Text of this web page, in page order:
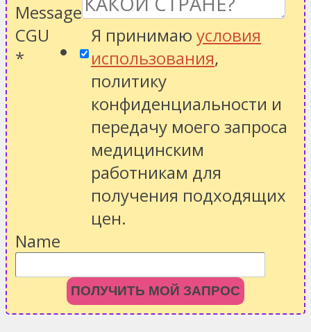
Message
CGU
*
Я принимаю условия
использования,
политику
конфиденциальности и
передачу моего запроса
медицинским
работникам для
получения подходящих
цен.
Name
ПОЛУЧИТЬ МОЙ ЗАПРОС